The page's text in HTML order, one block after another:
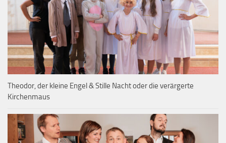
Theodor, der kleine Engel & Stille Nacht oder die verärgerte
Kirchenmaus